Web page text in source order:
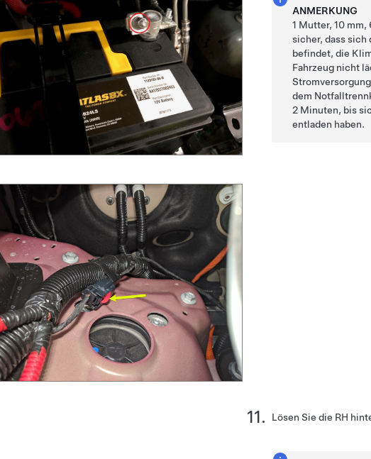
ANMERKUNG
1 Mutter, 10 mm,
sicher, dass sich
befindet, die
Fahrzeug nicht
dem
2 Minuten, bis
entladen haben.
Lösen Sie die RH